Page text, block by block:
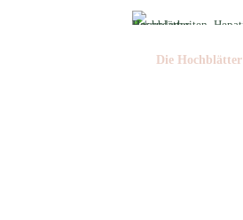
Die Hochblätter